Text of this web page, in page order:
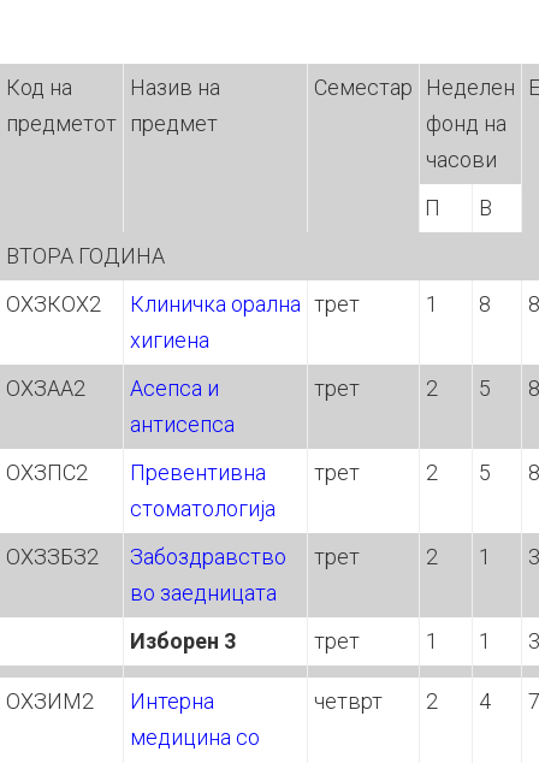
Код на
предметот
Назив на
предмет
Семестар
Неделен
фонд на
часови
П
В
ВТОРА ГОДИНА
ОХЗКОХ2
Клиничка орална
хигиена
трет 1 8 8
ОХЗАА2
Асепса и
антисепса
трет 2 5 8
ОХЗПС2
Превентивна
стоматологија
трет 2 5 8
ОХЗЗБЗ2
Забоздравство
во заедницата
трет 2 1 3
Изборен 3 трет 1 1 3
ОХЗИМ2
Интерна
медицина со
четврт 2 4 7